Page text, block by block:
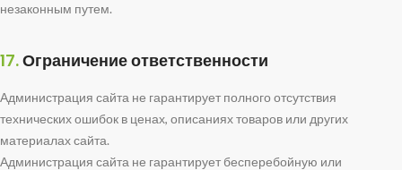
незаконным путем.
17.Ограничение ответственности
Администрация сайта не гарантирует полного отсутствия
технических ошибок в ценах, описаниях товаров или других
материалах сайта.
Администрация сайта не гарантирует бесперебойную или